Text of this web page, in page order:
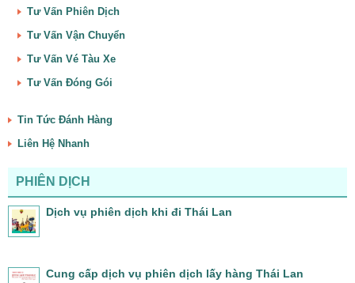
Tư Vấn Phiên Dịch
Tư Vấn Vận Chuyển
Tư Vấn Vé Tàu Xe
Tư Vấn Đóng Gói
Tin Tức Đánh Hàng
Liên Hệ Nhanh
PHIÊN DỊCH
Dịch vụ phiên dịch khi đi Thái Lan
Cung cấp dịch vụ phiên dịch lấy hàng Thái Lan